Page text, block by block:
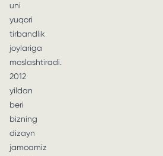
uni
yuqori
tirbandlik
joylariga
moslashtiradi.
2012
yildan
beri
bizning
dizayn
jamoamiz